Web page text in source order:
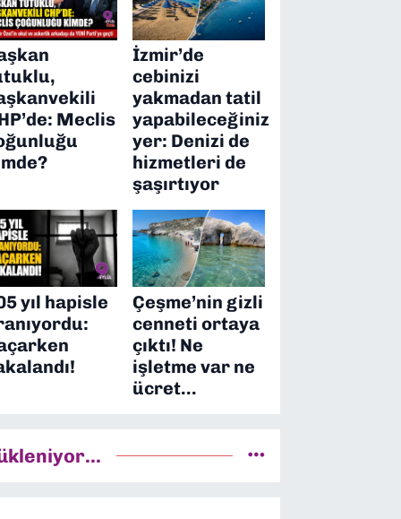
Meclis
İzmir’de
cebinizi
yakmadan tatil
yapabileceğiniz
yer: Denizi de
hizmetleri de
şaşırtıyor
yıl hapisle
Çeşme’nin gizli
cenneti ortaya
çıktı! Ne
işletme var ne
ücret…